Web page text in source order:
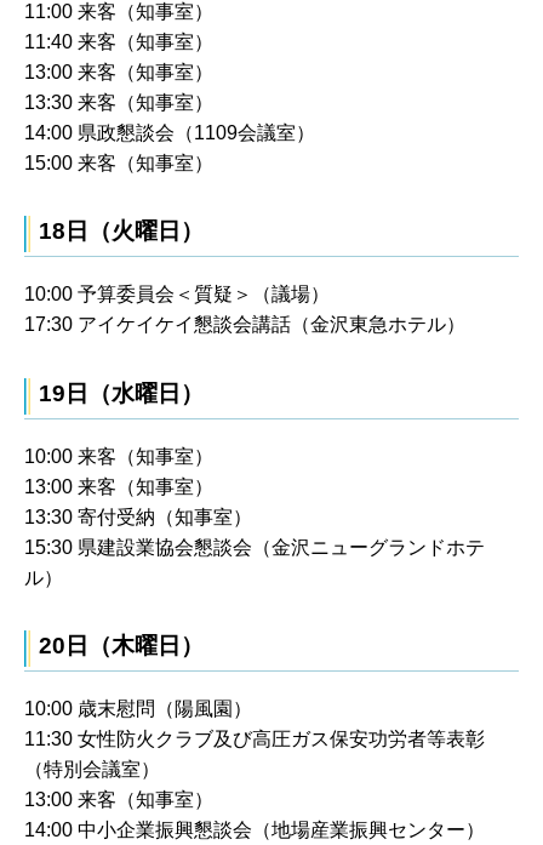
11:00 来客（知事室）
11:40 来客（知事室）
13:00 来客（知事室）
13:30 来客（知事室）
14:00 県政懇談会（1109会議室）
15:00 来客（知事室）
18日（火曜日）
10:00 予算委員会＜質疑＞（議場）
17:30 アイケイケイ懇談会講話（金沢東急ホテル）
19日（水曜日）
10:00 来客（知事室）
13:00 来客（知事室）
13:30 寄付受納（知事室）
15:30 県建設業協会懇談会（金沢ニューグランドホテ
ル）
20日（木曜日）
10:00 歳末慰問（陽風園）
11:30 女性防火クラブ及び高圧ガス保安功労者等表彰
（特別会議室）
13:00 来客（知事室）
14:00 中小企業振興懇談会（地場産業振興センター）